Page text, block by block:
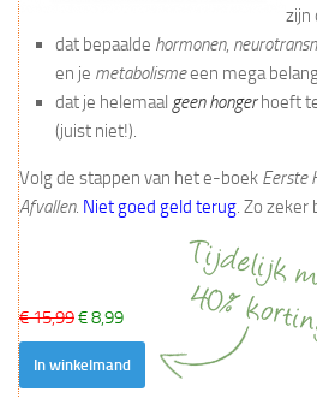
zijn
dat bepaalde hormonen,
en je metabolismeeen mega
dat je helemaal geen hongerhoeft
(juist niet!).
Volg de stappen van het e-boek Eerste
Afvallen. Niet goed geld terug. Zo zeker
€ 15,99€ 8,99
In winkelmand